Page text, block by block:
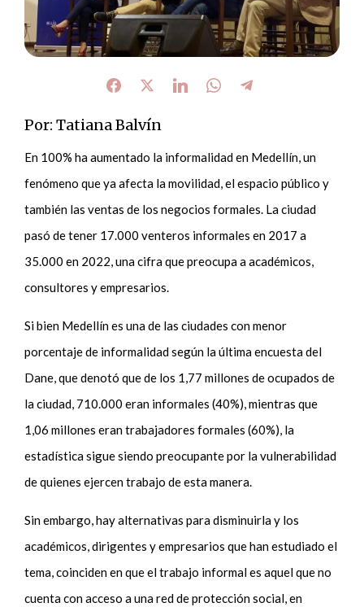
Por: Tatiana Balvín
En 100% ha aumentado la informalidad en Medellín, un
fenómeno que ya afecta la movilidad, el espacio público y
también las ventas de los negocios formales. La ciudad
pasó de tener 17.000 venteros informales en 2017 a
35.000 en 2022, una cifra que preocupa a académicos,
consultores y empresarios.
Si bien Medellín es una de las ciudades con menor
porcentaje de informalidad según la última encuesta del
Dane, que denotó que de los 1,77 millones de ocupados de
la ciudad, 710.000 eran informales (40%), mientras que
1,06 millones eran trabajadores formales (60%), la
estadística sigue siendo preocupante por la vulnerabilidad
de quienes ejercen trabajo de esta manera.
Sin embargo, hay alternativas para disminuirla y los
académicos, dirigentes y empresarios que han estudiado el
tema, coinciden en que el trabajo informal es aquel que no
cuenta con acceso a una red de protección social, en